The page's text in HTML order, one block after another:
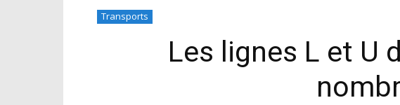
Transports
Les lignes L et U